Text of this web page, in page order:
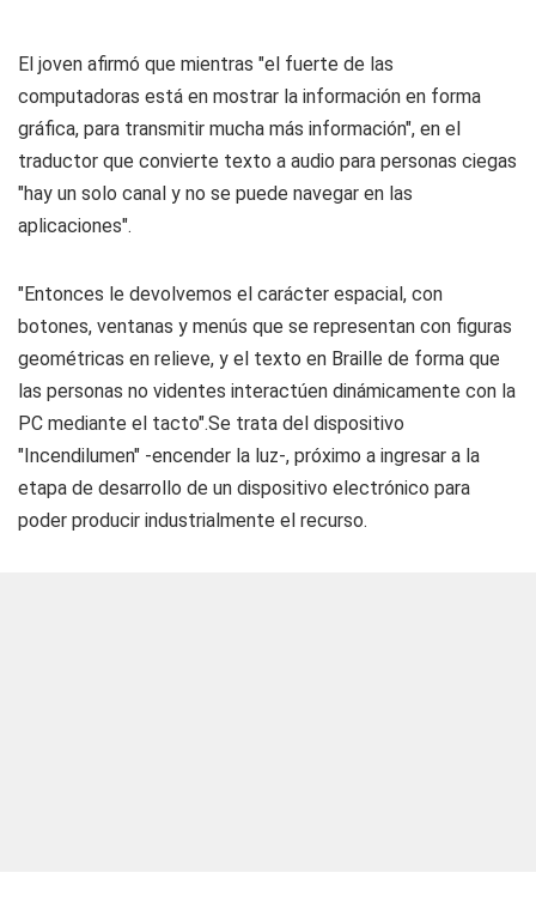
El joven afirmó que mientras "el fuerte de las
computadoras está en mostrar la información en forma
gráfica, para transmitir mucha más información", en el
traductor que convierte texto a audio para personas ciegas
"hay un solo canal y no se puede navegar en las
aplicaciones".
"Entonces le devolvemos el carácter espacial, con
botones, ventanas y menús que se representan con figuras
geométricas en relieve, y el texto en Braille de forma que
las personas no videntes interactúen dinámicamente con la
PC mediante el tacto".Se trata del dispositivo
"Incendilumen" -encender la luz-, próximo a ingresar a la
etapa de desarrollo de un dispositivo electrónico para
poder producir industrialmente el recurso.